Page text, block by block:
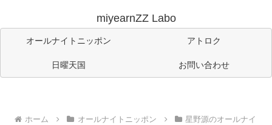
miyearnZZ Labo
オールナイトニッポン アトロク
日曜天国 お問い合わせ
ホーム オールナイトニッポン
星野源のオールナイ